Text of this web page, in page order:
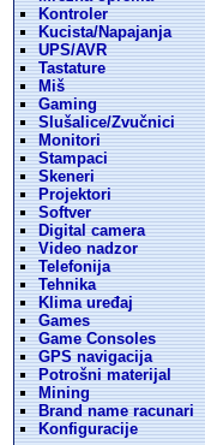
Kontroler
Kucista/Napajanja
UPS/AVR
Tastature
Miš
Gaming
Slušalice/Zvučnici
Monitori
Stampaci
Skeneri
Projektori
Softver
Digital camera
Video nadzor
Telefonija
Tehnika
Klima uređaj
Games
Game Consoles
GPS navigacija
Potrošni materijal
Mining
Brand name racunari
Konfiguracije